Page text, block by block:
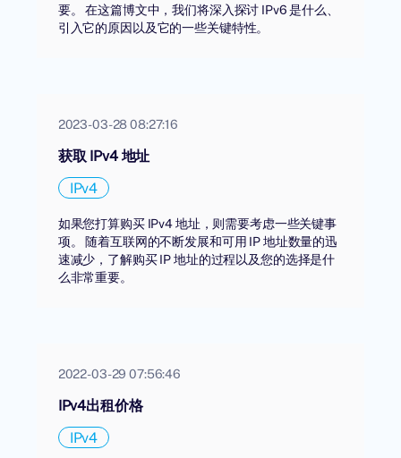
要。 在这篇博文中，我们将深入探讨 IPv6 是什么、
引入它的原因以及它的一些关键特性。
2023-03-28 08:27:16
获取 IPv4 地址
IPv4
如果您打算购买 IPv4 地址，则需要考虑一些关键事
项。 随着互联网的不断发展和可用 IP 地址数量的迅
速减少，了解购买 IP 地址的过程以及您的选择是什
么非常重要。
2022-03-29 07:56:46
IPv4出租价格
IPv4